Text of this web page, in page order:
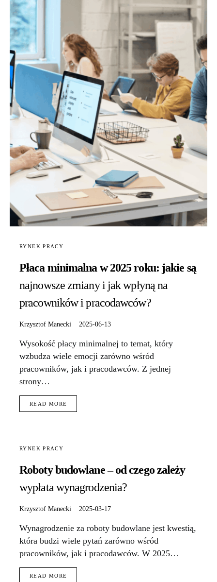
RYNEK PRACY
Płaca minimalna w 2025 roku: jakie są
najnowsze zmiany i jak wpłyną na
pracowników i pracodawców?
Krzysztof Manecki 2025-06-13
Wysokość płacy minimalnej to temat, który
wzbudza wiele emocji zarówno wśród
pracowników, jak i pracodawców. Z jednej
strony…
READ MORE
RYNEK PRACY
Roboty budowlane – od czego zależy
wypłata wynagrodzenia?
Krzysztof Manecki 2025-03-17
Wynagrodzenie za roboty budowlane jest kwestią,
która budzi wiele pytań zarówno wśród
pracowników, jak i pracodawców. W 2025…
READ MORE